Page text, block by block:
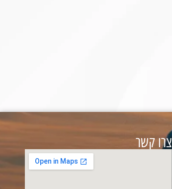
צרו קשר